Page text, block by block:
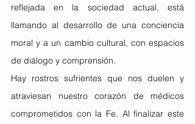
reflejada en la sociedad actual, está
llamando al desarrollo de una conciencia
moral y a un cambio cultural, con espacios
de diálogo y comprensión.
Hay rostros sufrientes que nos duelen y
atraviesan nuestro corazón de médicos
comprometidos con la Fe. Al finalizar este